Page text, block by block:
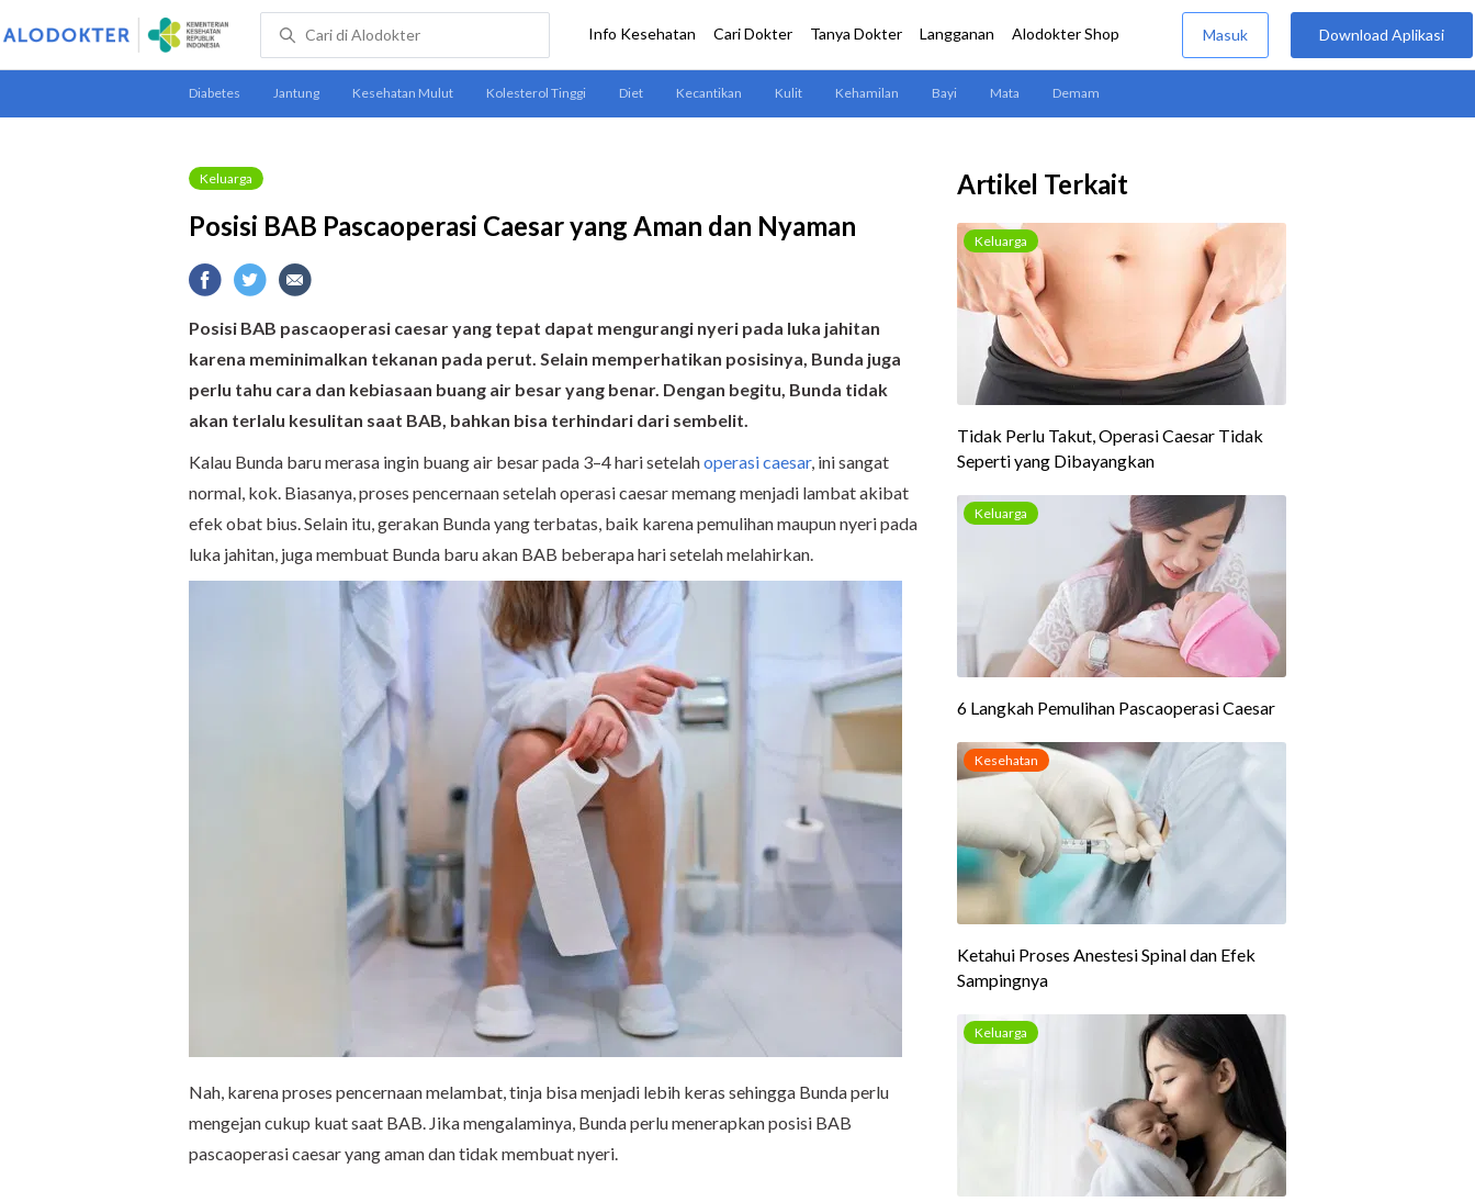
Keluarga
Posisi BAB Pascaoperasi Caesar yang Aman dan Nyaman
Posisi BAB pascaoperasi caesar yang tepat dapat mengurangi nyeri pada luka jahitan
karena meminimalkan tekanan pada perut. Selain memperhatikan posisinya, Bunda juga
perlu tahu cara dan kebiasaan buang air besar yang benar. Dengan begitu, Bunda tidak
akan terlalu kesulitan saat BAB, bahkan bisa terhindari dari sembelit.
Kalau Bunda baru merasa ingin buang air besar pada 3–4 hari setelahoperasi caesar, ini sangat
normal, kok. Biasanya, proses pencernaan setelah operasi caesar memang menjadi lambat akibat
efek obat bius. Selain itu, gerakan Bunda yang terbatas, baik karena pemulihan maupun nyeri pada
luka jahitan, juga membuat Bunda baru akan BAB beberapa hari setelah melahirkan.
Nah, karena proses pencernaan melambat, tinja bisa menjadi lebih keras sehingga Bunda perlu
mengejan cukup kuat saat BAB. Jika mengalaminya, Bunda perlu menerapkan posisi BAB
pascaoperasi caesar yang aman dan tidak membuat nyeri.
Artikel Terkait